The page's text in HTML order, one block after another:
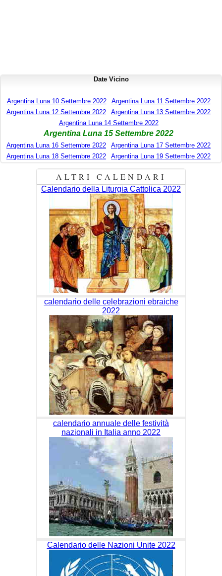
Date Vicino
Argentina Luna 10 Settembre 2022
Argentina Luna 11 Settembre 2022
Argentina Luna 12 Settembre 2022
Argentina Luna 13 Settembre 2022
Argentina Luna 14 Settembre 2022
Argentina Luna 15 Settembre 2022
Argentina Luna 16 Settembre 2022
Argentina Luna 17 Settembre 2022
Argentina Luna 18 Settembre 2022
Argentina Luna 19 Settembre 2022
ALTRI CALENDARI
Calendario della Liturgia Cattolica 2022
calendario delle celebrazioni ebraiche
2022
calendario annuale delle festività
nazionali in Italia anno 2022
Calendario delle Nazioni Unite 2022